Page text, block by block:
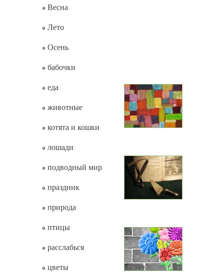
Весна
Лето
Осень
бабочки
еда
животные
котята и кошки
лошади
подводный мир
праздник
природа
птицы
расслабься
цветы